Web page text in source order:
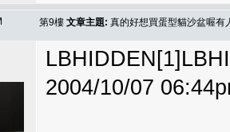
第9樓 文章主題: 真的好想買蛋型貓沙盆喔有
2004/10/07